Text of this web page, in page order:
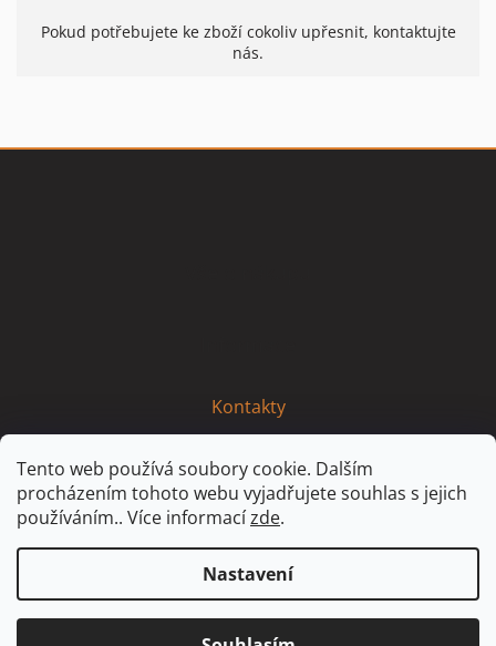
Tento web používá soubory cookie. Dalším
procházením tohoto webu vyjadřujete souhlas s jejich
používáním.. Více informacízde.
Nastavení
Pokud potřebujete ke zboží cokoliv upřesnit, kontaktujte
nás.
Kontakty
Vytvořil Shoptet Partner: MirandaMedia Group, s.r.o.